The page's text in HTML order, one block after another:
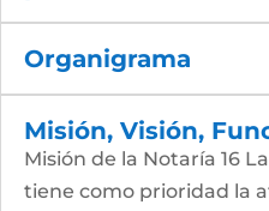
Organigrama
Misión, Visión,
Misión de la Notaría 16
tiene como prioridad la